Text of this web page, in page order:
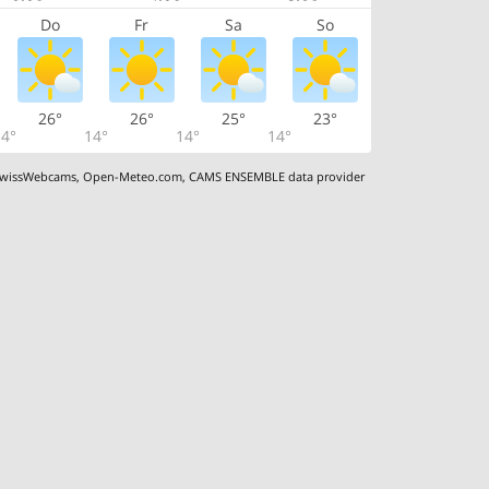
Do Fr Sa So
26°
14°
26°
14°
25°
14°
23°
,Open-Meteo.com,CAMS ENSEMBLE data provider